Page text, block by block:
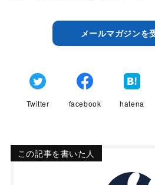
メールマガジンを
Twitter facebook hatena
この記事を書いた人